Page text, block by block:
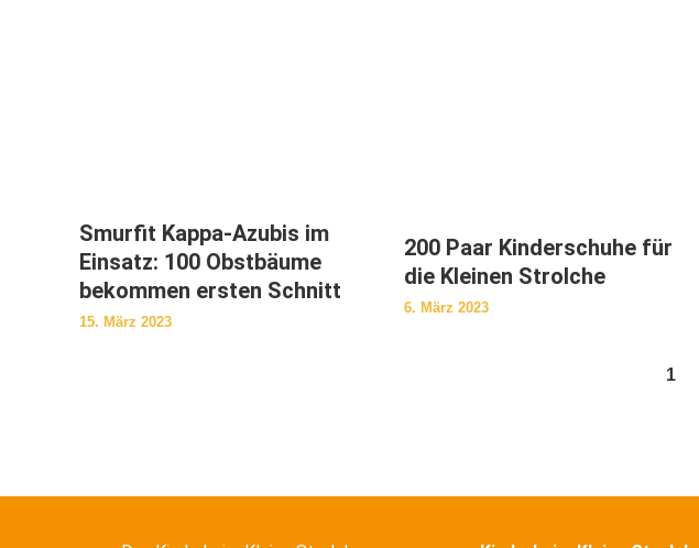
Smurfit Kappa-Azubis im
Einsatz: 100 Obstbäume
bekommen ersten Schnitt
15. März 2023
200 Paar Kinderschuhe für
die Kleinen Strolche
6. März 2023
1